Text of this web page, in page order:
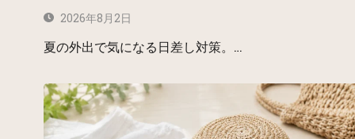
2026年8月2日
夏の外出で気になる日差し対策。…